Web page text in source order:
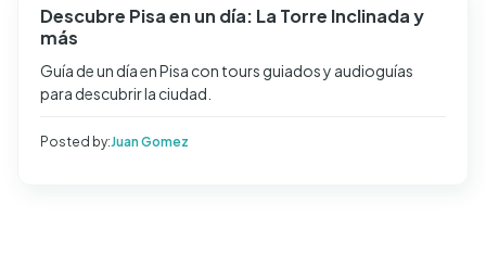
Descubre Pisa en un día: La Torre Inclinada y
más
Guía de un día en Pisa con tours guiados y audioguías
para descubrir la ciudad.
Posted by:Juan Gomez